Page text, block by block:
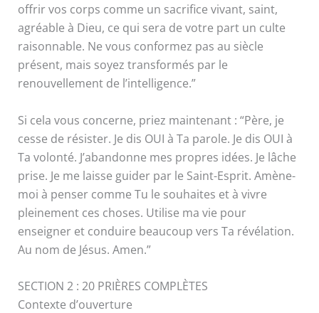
offrir vos corps comme un sacrifice vivant, saint,
agréable à Dieu, ce qui sera de votre part un culte
raisonnable. Ne vous conformez pas au siècle
présent, mais soyez transformés par le
renouvellement de l’intelligence.”
Si cela vous concerne, priez maintenant : “Père, je
cesse de résister. Je dis OUI à Ta parole. Je dis OUI à
Ta volonté. J’abandonne mes propres idées. Je lâche
prise. Je me laisse guider par le Saint-Esprit. Amène-
moi à penser comme Tu le souhaites et à vivre
pleinement ces choses. Utilise ma vie pour
enseigner et conduire beaucoup vers Ta révélation.
Au nom de Jésus. Amen.”
SECTION 2 : 20 PRIÈRES COMPLÈTES
Contexte d’ouverture